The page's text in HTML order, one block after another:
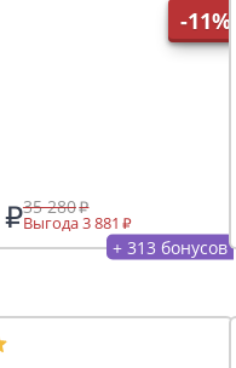
-11%
35 280
Выгода 3 881
+ 313 бонусов